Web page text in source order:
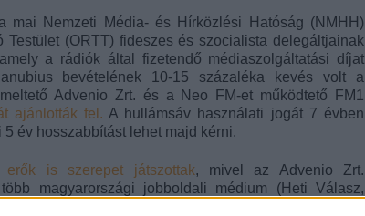
mai Nemzeti Média- és Hírközlési Hatóság (NMHH)
(ORTT) fideszes és szocialista delegáltjainak
a rádiók által fizetendő médiaszolgáltatási díjat
bevételének 10-15 százaléka kevés volt a
Advenio Zrt. és a Neo FM-et működtető FM1
ajánlották fel. A hullámsáv használati jogát 7 évben
év hosszabbítást lehet majd kérni.
erők is szerepet játszottak, mivel az Advenio Zrt.
magyarországi jobboldali médium (Heti Válasz,
üzemeltető cég főrészvényese Fellegi Tamás volt,